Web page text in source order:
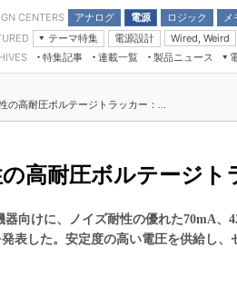
CENTERS アナログ
電源
ロジック
メ
受動部品
テーマ特集
電源設計 Wired, Weird
モーター入門マイコン講座 計測機器
特集記事
連載一覧
懐古録
部品“徹底”活
るDC/DCコン
活用講座
製品ニュース
電子ブックレット
の高耐圧ボルテージトラッカー：...
高耐圧ボルテージト
向けに、ノイズ耐性の優れた70mA、
表した。安定度の高い電圧を供給し